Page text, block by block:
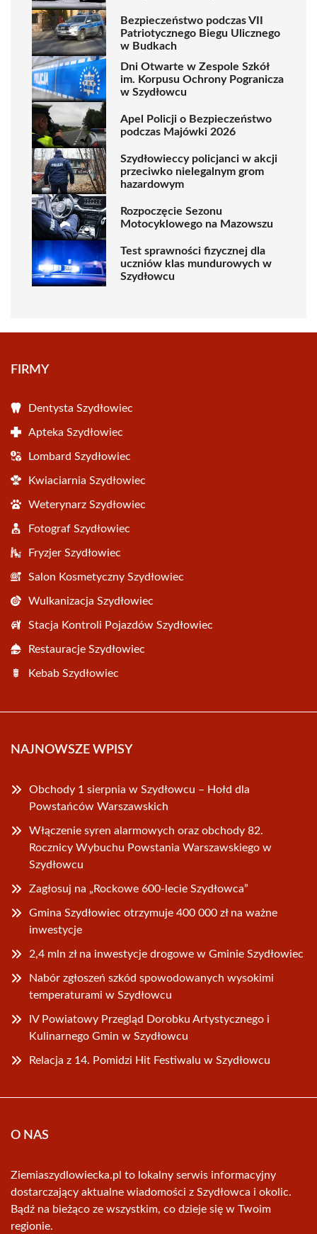
Bezpieczeństwo podczas VII
Patriotycznego Biegu Ulicznego
w Budkach
Dni Otwarte w Zespole Szkół
im. Korpusu Ochrony Pogranicza
w Szydłowcu
Apel Policji o Bezpieczeństwo
podczas Majówki 2026
Szydłowieccy policjanci w akcji
przeciwko nielegalnym grom
hazardowym
Rozpoczęcie Sezonu
Motocyklowego na Mazowszu
Test sprawności fizycznej dla
uczniów klas mundurowych w
Szydłowcu
FIRMY
Dentysta Szydłowiec
Apteka Szydłowiec
Lombard Szydłowiec
Kwiaciarnia Szydłowiec
Weterynarz Szydłowiec
Fotograf Szydłowiec
Fryzjer Szydłowiec
Salon Kosmetyczny Szydłowiec
Wulkanizacja Szydłowiec
Stacja Kontroli Pojazdów Szydłowiec
Restauracje Szydłowiec
Kebab Szydłowiec
NAJNOWSZE WPISY
Obchody 1 sierpnia w Szydłowcu – Hołd dla
Powstańców Warszawskich
Włączenie syren alarmowych oraz obchody 82.
Rocznicy Wybuchu Powstania Warszawskiego w
Szydłowcu
Zagłosuj na „Rockowe 600-lecie Szydłowca”
Gmina Szydłowiec otrzymuje 400 000 zł na ważne
inwestycje
2,4 mln zł na inwestycje drogowe w Gminie Szydłowiec
Nabór zgłoszeń szkód spowodowanych wysokimi
temperaturami w Szydłowcu
IV Powiatowy Przegląd Dorobku Artystycznego i
Kulinarnego Gmin w Szydłowcu
Relacja z 14. Pomidzi Hit Festiwalu w Szydłowcu
O NAS
Ziemiaszydlowiecka.pl to lokalny serwis informacyjny
dostarczający aktualne wiadomości z Szydłowca i okolic.
Bądź na bieżąco ze wszystkim, co dzieje się w Twoim
regionie.